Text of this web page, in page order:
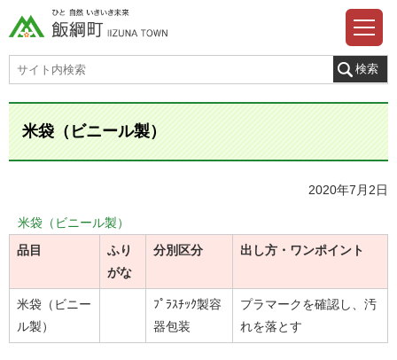
米袋（ビニール製）
2020年7月2日
米袋（ビニール製）
品目
ふり
がな
分別区分 出し方・ワンポイント
米袋（ビニー
ル製）
ﾌﾟﾗｽﾁｯｸ製容
器包装
プラマークを確認し、汚
れを落とす